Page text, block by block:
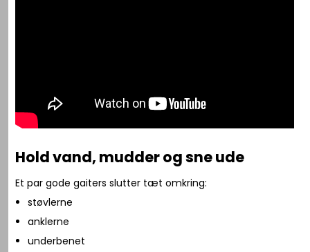
Hold vand, mudder og sne ude
Et par gode gaiters slutter tæt omkring:
støvlerne
anklerne
underbenet